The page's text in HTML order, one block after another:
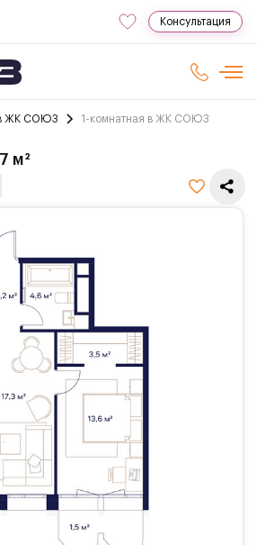
Консультация
в ЖК СОЮЗ 1-комнатная в ЖК СОЮЗ
м²